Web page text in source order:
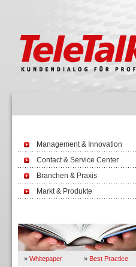
Management & Innovation
Contact & Service Center
Branchen & Praxis
Markt & Produkte
» Whitepaper » Best Practice